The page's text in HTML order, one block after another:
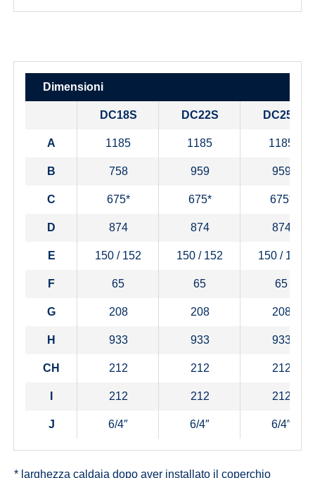
Dimensioni
DC18S DC22S DC25S
A 1185 1185 1185
B 758 959 959
C 675* 675* 675*
D 874 874 874
E 150 / 152 150 / 152 150 / 152
F 65 65 65
G 208 208 208
H 933 933 933
CH 212 212 212
212 212 212
J 6/4″ 6/4″ 6/4″
* larghezza caldaia dopo aver installato il coperchio